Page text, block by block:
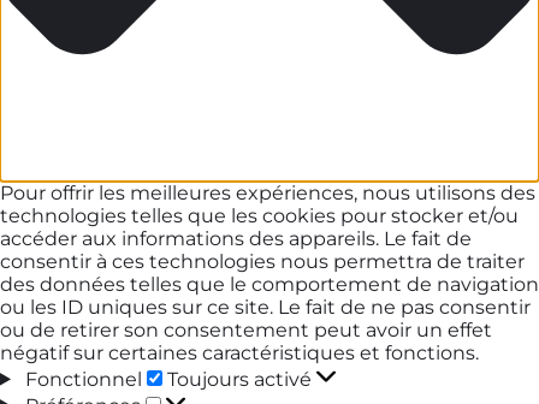
Pour offrir les meilleures expériences, nous utilisons des
technologies telles que les cookies pour stocker et/ou
accéder aux informations des appareils. Le fait de
consentir à ces technologies nous permettra de traiter
des données telles que le comportement de navigation
ou les ID uniques sur ce site. Le fait de ne pas consentir
ou de retirer son consentement peut avoir un effet
négatif sur certaines caractéristiques et fonctions.
Fonctionnel
Fonctionnel
Toujours activé